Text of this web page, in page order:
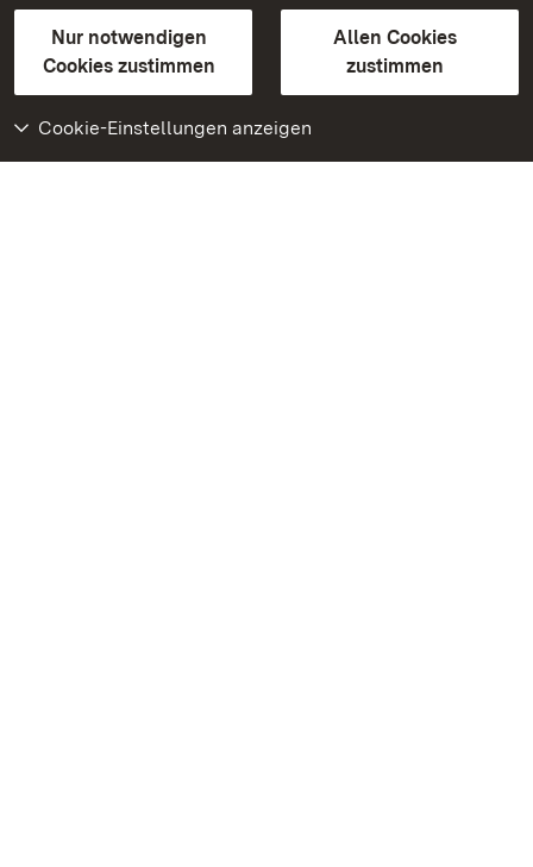
Nur notwendigen
Cookies zustimmen
Allen Cookies
zustimmen
Cookie-Einstellungen anzeigen
GebärdenspracheLeichte Sprache
Erklärung zur Barrierefreiheit
BITV-konform (geprüfte Seiten)
Weiteres